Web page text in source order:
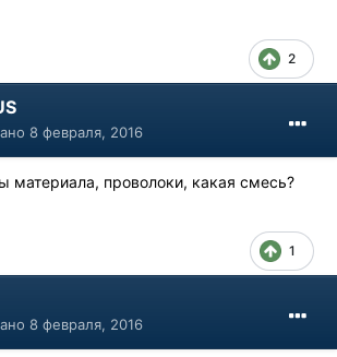
2
8 февраля, 2016
материала, проволоки, какая смесь?
1
8 февраля, 2016